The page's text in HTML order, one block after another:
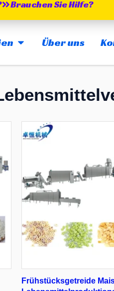
Brauchen Sie Hilfe?
MAIN PRODUCTION
Über uns
Frühstücksgetreide